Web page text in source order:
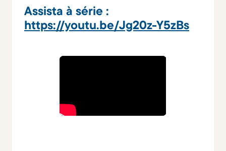
Assista à série :
https://youtu.be/Jg20z-Y5zBs